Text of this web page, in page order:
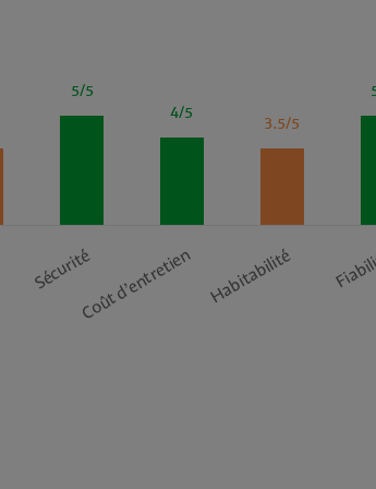
5/5
Sécurité
4/5
Coût d’entretien
3.5/5
Habitabilité